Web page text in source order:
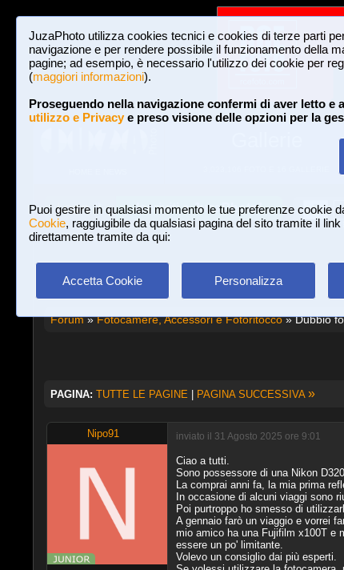
JuzaPhoto utilizza cookies tecnici e cookies di terze parti
navigazione e per rendere possibile il funzionamento della
pagine; ad esempio, è necessario l'utilizzo dei cookie per
(maggiori informazioni).
Proseguendo nella navigazione confermi di aver letto e
utilizzo e Privacye preso visione delle opzioni per la
Puoi gestire in qualsiasi momento le tue preferenze cookie
Cookie, raggiugibile da qualsiasi pagina del sito tramite il
direttamente tramite da qui:
Accetta Cookie Personalizza
Login Iscriviti a JuzaPhoto! A
Forum»Fotocamere, Accessori e Fotoritocco» Dubbio
PAGINA: TUTTE LE PAGINE | PAGINA SUCCESSIVA »
Nipo91 inviato il 31 Agosto 2025 ore 9:01
Ciao a tutti.
Sono possessore di una Nikon
La comprai anni fa, la mia prima
In occasione di alcuni viaggi sono
Poi purtroppo ho smesso di
A gennaio farò un viaggio e vorrei
mio amico ha una Fujifilm x100T e
essere un po' limitante.
Volevo un consiglio dai più esperti.